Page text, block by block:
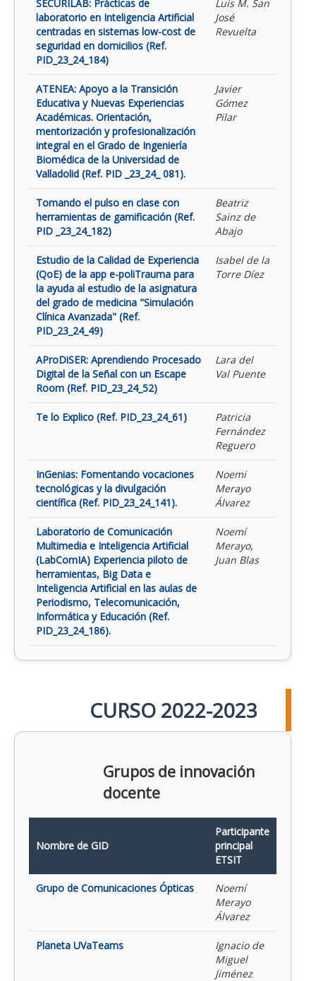
SECURILAB: Prácticas de
laboratorio en Inteligencia Artificial
centradas en sistemas low-cost de
seguridad en domicilios (Ref.
PID_23_24_184)
Luis M. San
José
Revuelta
ATENEA: Apoyo a la Transición
Educativa y Nuevas Experiencias
Académicas. Orientación,
mentorización y profesionalización
integral en el Grado de Ingeniería
Biomédica de la Universidad de
Valladolid (Ref. PID _23_24_ 081).
Javier
Gómez
Pilar
Tomando el pulso en clase con
herramientas de gamificación (Ref.
PID _23_24_182)
Beatriz
Sainz de
Abajo
Estudio de la Calidad de Experiencia
(QoE) de la app e-poliTrauma para
la ayuda al estudio de la asignatura
del grado de medicina "Simulación
Clínica Avanzada" (Ref.
PID_23_24_49)
Isabel de la
Torre Díez
AProDiSER: Aprendiendo Procesado
Digital de la Señal con un Escape
Room (Ref. PID_23_24_52)
Lara del
Val Puente
Te lo Explico (Ref. PID_23_24_61)
Patricia
Fernández
Reguero
InGenias: Fomentando vocaciones
tecnológicas y la divulgación
científica (Ref. PID_23_24_141).
Noemi
Merayo
Álvarez
Laboratorio de Comunicación
Multimedia e Inteligencia Artificial
(LabComIA) Experiencia piloto de
herramientas, Big Data e
Inteligencia Artificial en las aulas de
Periodismo, Telecomunicación,
Informática y Educación (Ref.
PID_23_24_186).
Noemí
Merayo,
Juan Blas
CURSO 2022-2023
Grupos de innovación
docente
Nombre de GID
Participante
principal
ETSIT
Grupo de Comunicaciones Ópticas
Noemí
Merayo
Álvarez
Planeta UVaTeams
Ignacio de
Miguel
Jiménez